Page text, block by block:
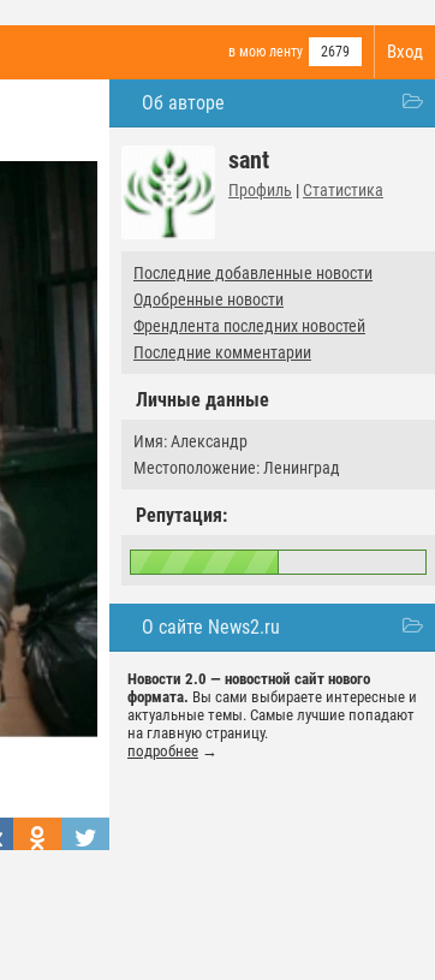
Вход
в мою ленту 2679
Об авторе
sant
Профиль | Статистика
Последние добавленные новости
Одобренные новости
Френдлента последних новостей
Последние комментарии
Личные данные
Имя: Александр
Местоположение: Ленинград
Репутация:
О сайте News2.ru
Новости 2.0 — новостной сайт нового
формата. Вы сами выбираете интересные и
актуальные темы. Самые лучшие попадают
на главную страницу.
подробнее →